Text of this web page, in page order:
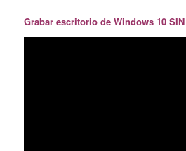
Grabar escritorio de Windows 10 SIN